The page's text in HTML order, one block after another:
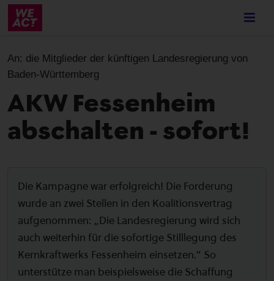
Skip
content
An: die Mitglieder der künftigen Landesregierung von
Baden-Württemberg
AKW Fessenheim
abschalten - sofort!
Die Kampagne war erfolgreich! Die Forderung
wurde an zwei Stellen in den Koalitionsvertrag
aufgenommen: „Die Landesregierung wird sich
auch weiterhin für die sofortige Stilllegung des
Kernkraftwerks Fessenheim einsetzen.“ So
unterstütze man beispielsweise die Schaffung